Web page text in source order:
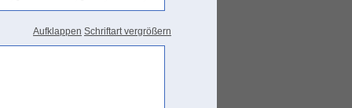
Aufklappen Schriftart vergrößern